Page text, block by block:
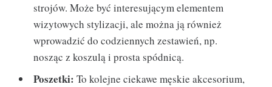
strojów. Może być interesującym elementem
wizytowych stylizacji, ale można ją również
wprowadzić do codziennych zestawień, np.
nosząc z koszulą i prosta spódnicą.
Poszetki: To kolejne ciekawe męskie akcesorium,